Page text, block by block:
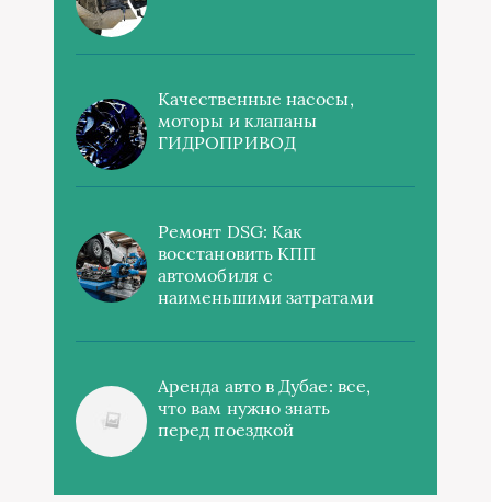
Качественные насосы,
моторы и клапаны
ГИДРОПРИВОД
Ремонт DSG: Как
восстановить КПП
автомобиля с
наименьшими затратами
Аренда авто в Дубае: все,
что вам нужно знать
перед поездкой